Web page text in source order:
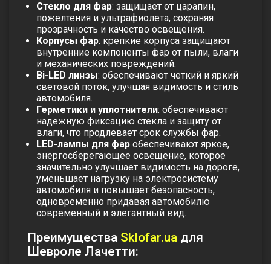
Стекло для фар: защищает от царапин,
пожелтения и ультрафиолета, сохраняя
прозрачность и качество освещения.
Корпусы фар: крепкие корпуса защищают
внутренние компоненты фар от пыли, влаги
и механических повреждений.
Bi-LED линзы: обеспечивают четкий и яркий
световой поток, улучшая видимость и стиль
автомобиля.
Герметики и уплотнители: обеспечивают
надежную фиксацию стекла и защиту от
влаги, что продлевает срок службы фар.
LED-лампы для фар обеспечивают яркое,
энергосберегающее освещение, которое
значительно улучшает видимость на дороге,
уменьшает нагрузку на электросистему
автомобиля и повышает безопасность,
одновременно придавая автомобилю
современный и элегантный вид.
Преимущества Sklofar.ua для
Шевроле Лачетти: